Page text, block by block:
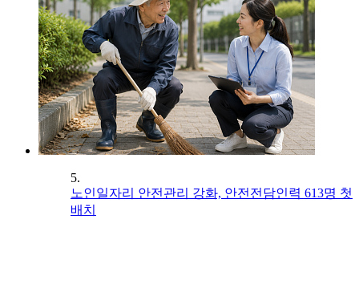
5.
노인일자리 안전관리 강화, 안전전담인력 613명 첫
배치